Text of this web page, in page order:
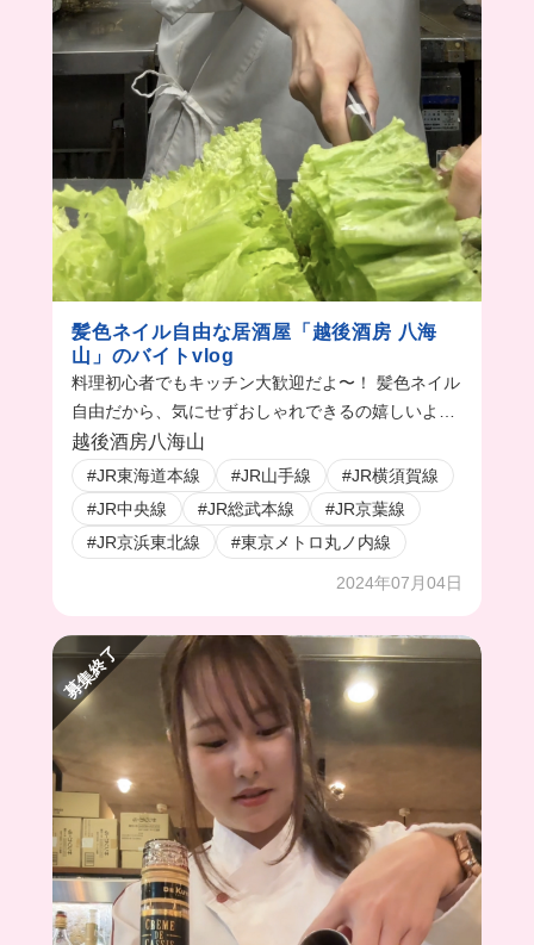
髪色ネイル自由な居酒屋「越後酒房 八海
山」のバイトvlog
料理初心者でもキッチン大歓迎だよ〜！ 髪色ネイル
自由だから、気にせずおしゃれできるの嬉しいよね
☺︎
越後酒房八海山
#JR東海道本線 #JR山手線
#JR横須賀線
#JR中央線
#JR総武本線
#JR京葉線
#JR京浜東北線
#東京メトロ丸ノ内線
2024年07月04日
募集終了